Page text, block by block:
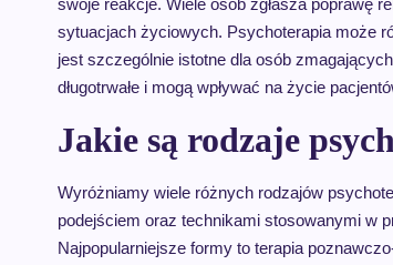
swoje reakcje. Wiele osób zgłasza poprawę
sytuacjach życiowych. Psychoterapia może
jest szczególnie istotne dla osób
długotrwałe i mogą wpływać na życie
Jakie są rodzaje
Wyróżniamy wiele różnych rodzajów
podejściem oraz technikami stosowanymi w
Najpopularniejsze formy to terapia